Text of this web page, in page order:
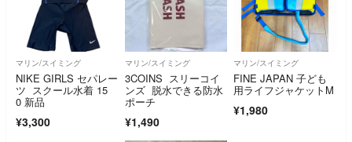
マリン/スイミング
NIKE GIRLS セパレー
ツ スクール水着 15
0 新品
¥3,300
マリン/スイミング
3COINS スリーコイ
ンズ 脱水できる防水
ポーチ
¥1,490
マリン/スイミング
FINE JAPAN 子ども
用ライフジャケットM
¥1,980